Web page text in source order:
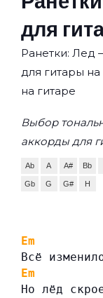
для
Ранетки: Лед
для гитары
на гитаре
Выбор
аккорды для
Ab A A# Bb
Gb G G# H
Em
Всё
Em
Но лёд